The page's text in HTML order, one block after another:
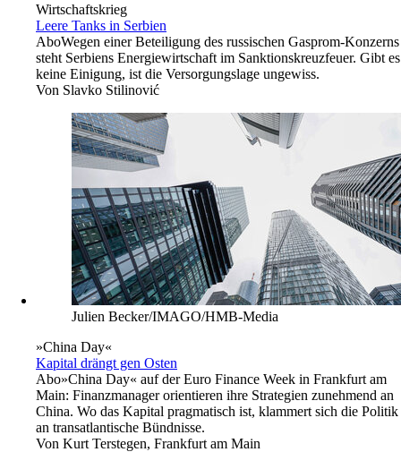
Wirtschaftskrieg
Leere Tanks in Serbien
AboWegen einer Beteiligung des russischen Gasprom-Konzerns
steht Serbiens Energiewirtschaft im Sanktionskreuzfeuer. Gibt es
keine Einigung, ist die Versorgungslage ungewiss.
Von Slavko Stilinović
Julien Becker/IMAGO/HMB-Media
»China Day«
Kapital drängt gen Osten
Abo»China Day« auf der Euro Finance Week in Frankfurt am
Main: Finanzmanager orientieren ihre Strategien zunehmend an
China. Wo das Kapital pragmatisch ist, klammert sich die Politik
an transatlantische Bündnisse.
Von Kurt Terstegen, Frankfurt am Main